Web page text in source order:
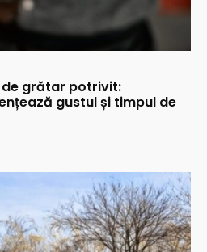
de grătar potrivit:
gustul și timpul de